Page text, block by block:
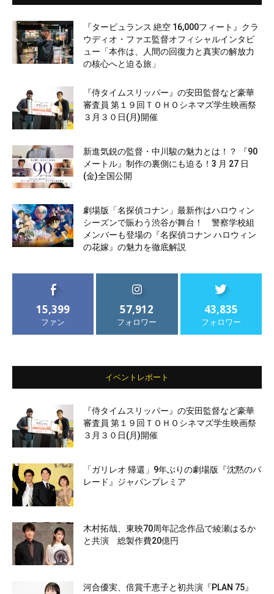
『タービュランス 絶空 16,000フィート』クラ
ウディオ・ファエ監督オフィシャルインタビ
ュー「本作は、人間の回復力と真実の解放力
の核心へと迫る旅」
『侍タイムスリッパー』の安田監督など豪華
審査員 第１９回ＴＯＨＯシネマズ学生映画祭
３月３０日(月)開催
新進気鋭の監督・中川駿の魅力とは！？ 『90
メートル』制作の裏側にも迫る！3 月 27 日
(金)全国公開
劇場版「名探偵コナン」最新作はハロウィン
シーズンで賑わう渋谷が舞台！ 警察学校組
メンバーも登場の『名探偵コナン ハロウィン
の花嫁』の魅力を徹底解説
15,399
ファン
57,912
フォロワー
43,835
フォロワー
イベントレポート
『侍タイムスリッパー』の安田監督など豪華
審査員 第１９回ＴＯＨＯシネマズ学生映画祭
３月３０日(月)開催
「ガリレオ 帰還」9年ぶりの劇場版『沈黙のパ
レード』ジャパンプレミア
木村拓哉、東映70周年記念作品で綾瀬はるか
と共演 総製作費20億円
河合優実、倍賞千恵子と初共演『PLAN 75』